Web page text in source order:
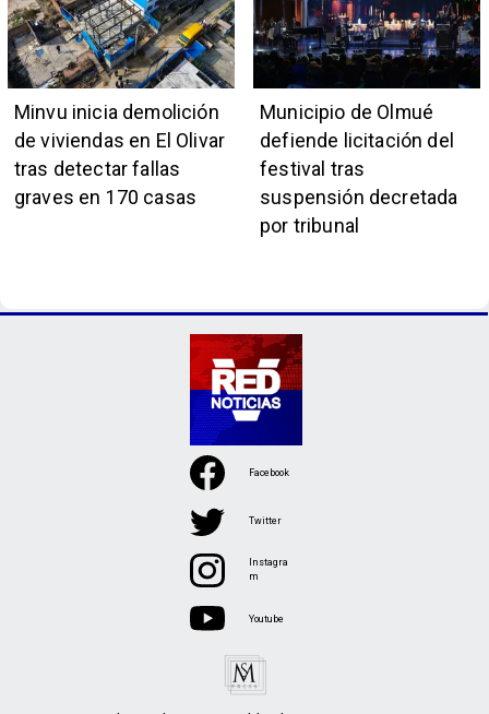
Minvu inicia demolición
de viviendas en El Olivar
tras detectar fallas
graves en 170 casas
Municipio de Olmué
defiende licitación del
festival tras
suspensión decretada
por tribunal
Facebook
Twitter
Instagra
m
Youtube